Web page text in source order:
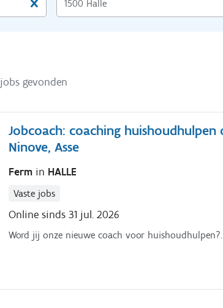
jobs gevonden
Jobcoach: coaching
Ninove, Asse
Ferm in HALLE
Vaste jobs
Online sinds 31 jul. 2026
Word jij onze nieuwe coach voor